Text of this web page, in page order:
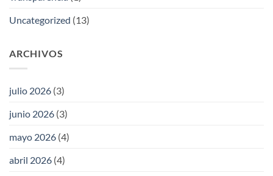
Uncategorized (13)
ARCHIVOS
julio 2026 (3)
junio 2026 (3)
mayo 2026 (4)
abril 2026 (4)